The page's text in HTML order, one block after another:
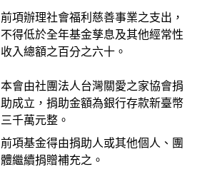
前項辦理社會福利慈善事業之支出，
不得低於全年基金孳息及其他經常性
收入總額之百分之六十。
本會由社團法人台灣關愛之家協會捐
助成立，捐助金額為銀行存款新臺幣
三千萬元整。
前項基金得由捐助人或其他個人、團
體繼續捐贈補充之。